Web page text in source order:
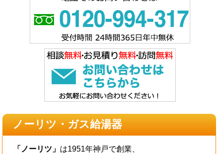
ノーリツ・ガス給湯器
「ノーリツ」 は1951年神戸で創業、